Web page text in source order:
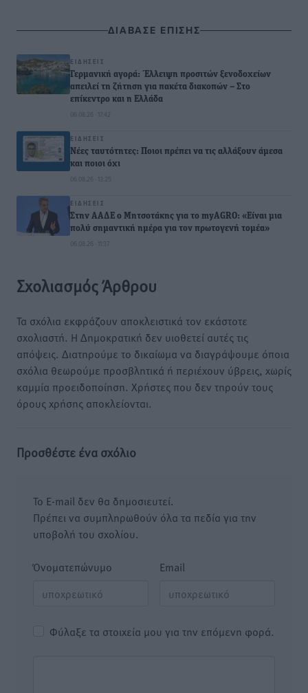
ΔΙΑΒΑΣΕ ΕΠΙΣΗΣ
ΕΙΔΉΣΕΙΣ
Γερμανική αγορά: Έλλειψη προσιτών ξενοδοχείων
απειλεί τη ζήτηση για πακέτα διακοπών – Στο
επίκεντρο και η Ελλάδα
06.08.26 · 17:42
ΕΙΔΉΣΕΙΣ
Νέες ταυτότητες: Ποιοι πρέπει να τις αλλάξουν άμεσα
και ποιοι όχι
06.08.26 · 13:25
ΕΙΔΉΣΕΙΣ
Στην ΑΑΔΕ ο Μητσοτάκης για το myAGRO: «Είναι μια
πολύ σημαντική ημέρα για τον πρωτογενή τομέα»
06.08.26 · 11:37
Σχολιασμός Άρθρου
Τα σχόλια εκφράζουν αποκλειστικά τον εκάστοτε
σχολιαστή. Η Δημοκρατική δεν υιοθετεί αυτές τις
απόψεις. Διατηρούμε το δικαίωμα να διαγράψουμε όποια
σχόλια θεωρούμε προσβλητικά ή περιέχουν ύβρεις, χωρίς
καμμία προειδοποίηση. Χρήστες που δεν τηρούν τους
όρους χρήσης αποκλείονται.
Προσθέστε ένα σχόλιο
Το E-mail δεν θα δημοσιευτεί.
Πρέπει να συμπληρωθούν όλα τα πεδία για την
υποβολή του σχολίου.
Όνοματεπώνυμο Email
Φύλαξε τα στοιχεία μου για την επόμενη φορά.